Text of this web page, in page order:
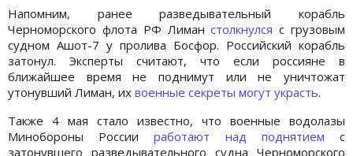
Напомним, ранее разведывательный корабль
Черноморского флота РФ Лиманстолкнулся с грузовым
судном Ашот-7 у пролива Босфор. Российский корабль
затонул. Эксперты считают, что если россияне в
ближайшее время не поднимут или не уничтожат
утонувший Лиман, их военные секреты могут украсть.
Также 4 мая стало известно, что военные водолазы
Минобороны Россииработают над поднятием с
затонувшего разведывательного судна Черноморского